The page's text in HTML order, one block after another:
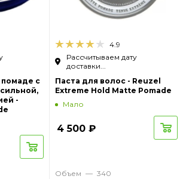
с
-
4.9
Рассчитываем дату
доставки...
Паста для волос - Reuzel
Extreme Hold Matte Pomade
Мало
4 500 ₽
Объем — 340